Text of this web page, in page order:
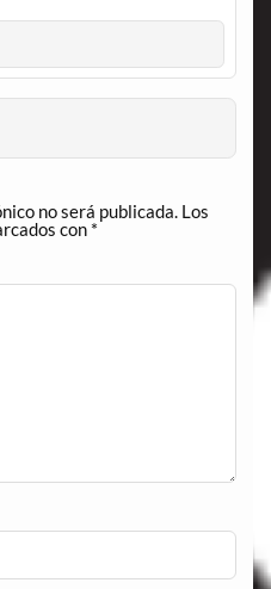
no será publicada. Los
con *